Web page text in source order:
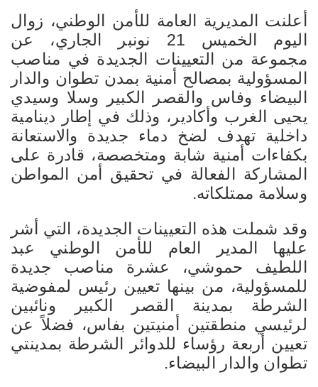
أعلنت المديرية العامة للأمن الوطني، زوال
اليوم الخميس 21 نونبر الجاري، عن
مجموعة من التعيينات الجديدة في مناصب
المسؤولية بمصالح أمنية بمدن تطوان والدار
البيضاء وفاس والقصر الكبير وسلا وسيدي
يحيى الغرب وأكادير، وذلك في إطار دينامية
داخلية تهدف لضخ دماء جديدة والاستعانة
بكفاءات أمنية شابة ومتخصصة، قادرة على
المشاركة الفعالة في تحقيق أمن المواطن
وسلامة ممتلكاته.
وقد شملت هذه التعيينات الجديدة، التي أشر
عليها المدير العام للأمن الوطني عبد
اللطيف حموشي، عشرة مناصب جديدة
للمسؤولية، من بينها تعيين رئيس لمفوضية
الشرطة بمدينة القصر الكبير ونائبين
لرئيسي منطقتين أمنيتين بفاس، فضلاً عن
تعيين أربعة رؤساء للدوائر الشرطة بمدينتي
تطوان والدار البيضاء.